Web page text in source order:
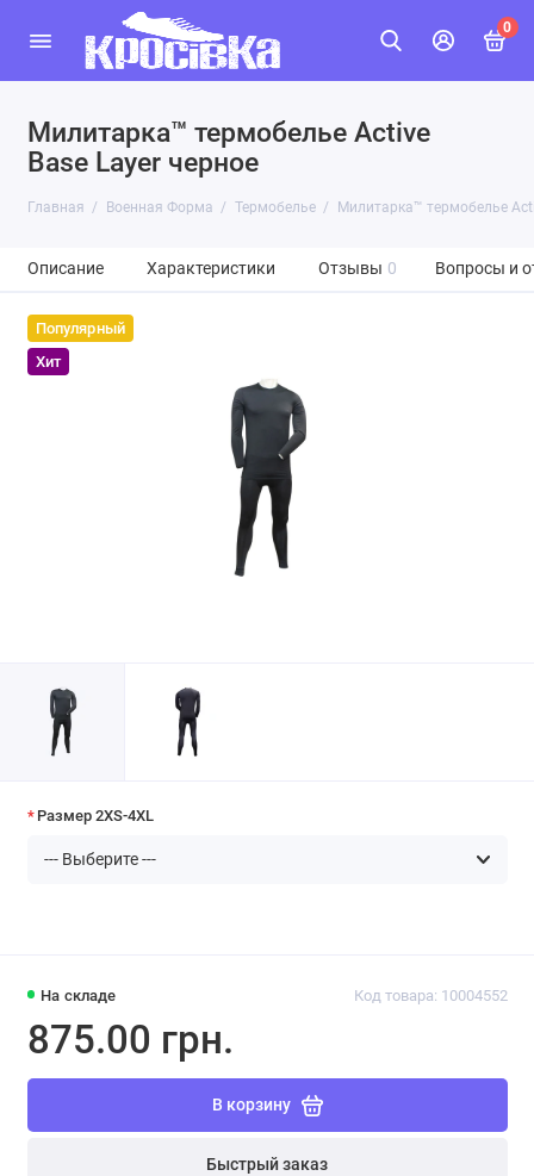
0
Милитарка™ термобелье Active
Base Layer черное
Главная Военная Форма Термобелье Милитарка™ термобелье
Описание Характеристики Отзывы 0 Вопросы и
Популярный
Хит
На складе Код товара: 10004552
875.00 грн.
В корзину
Быстрый заказ
Размер 2XS-4XL